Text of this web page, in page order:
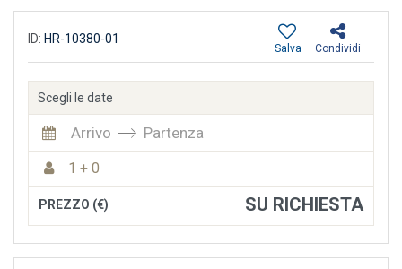
ID: HR-10380-01
Condividi
Salva
Scegli le date
Arrivo Partenza
1 + 0
PREZZO (€) SU RICHIESTA